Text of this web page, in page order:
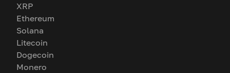
XRP
Ethereum
Solana
Litecoin
Dogecoin
Monero